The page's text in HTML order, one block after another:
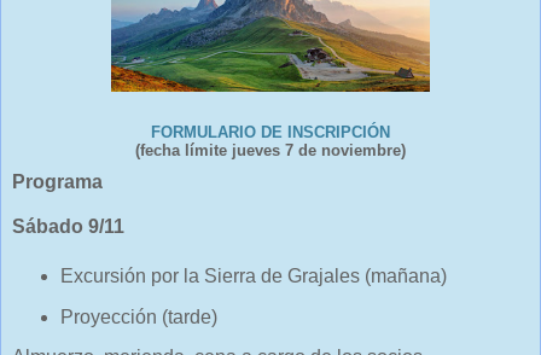
FORMULARIO DE INSCRIPCIÓN
(fecha límite jueves 7 de noviembre)
Programa
Sábado 9/11
Excursión por la Sierra de Grajales (mañana)
Proyección (tarde)